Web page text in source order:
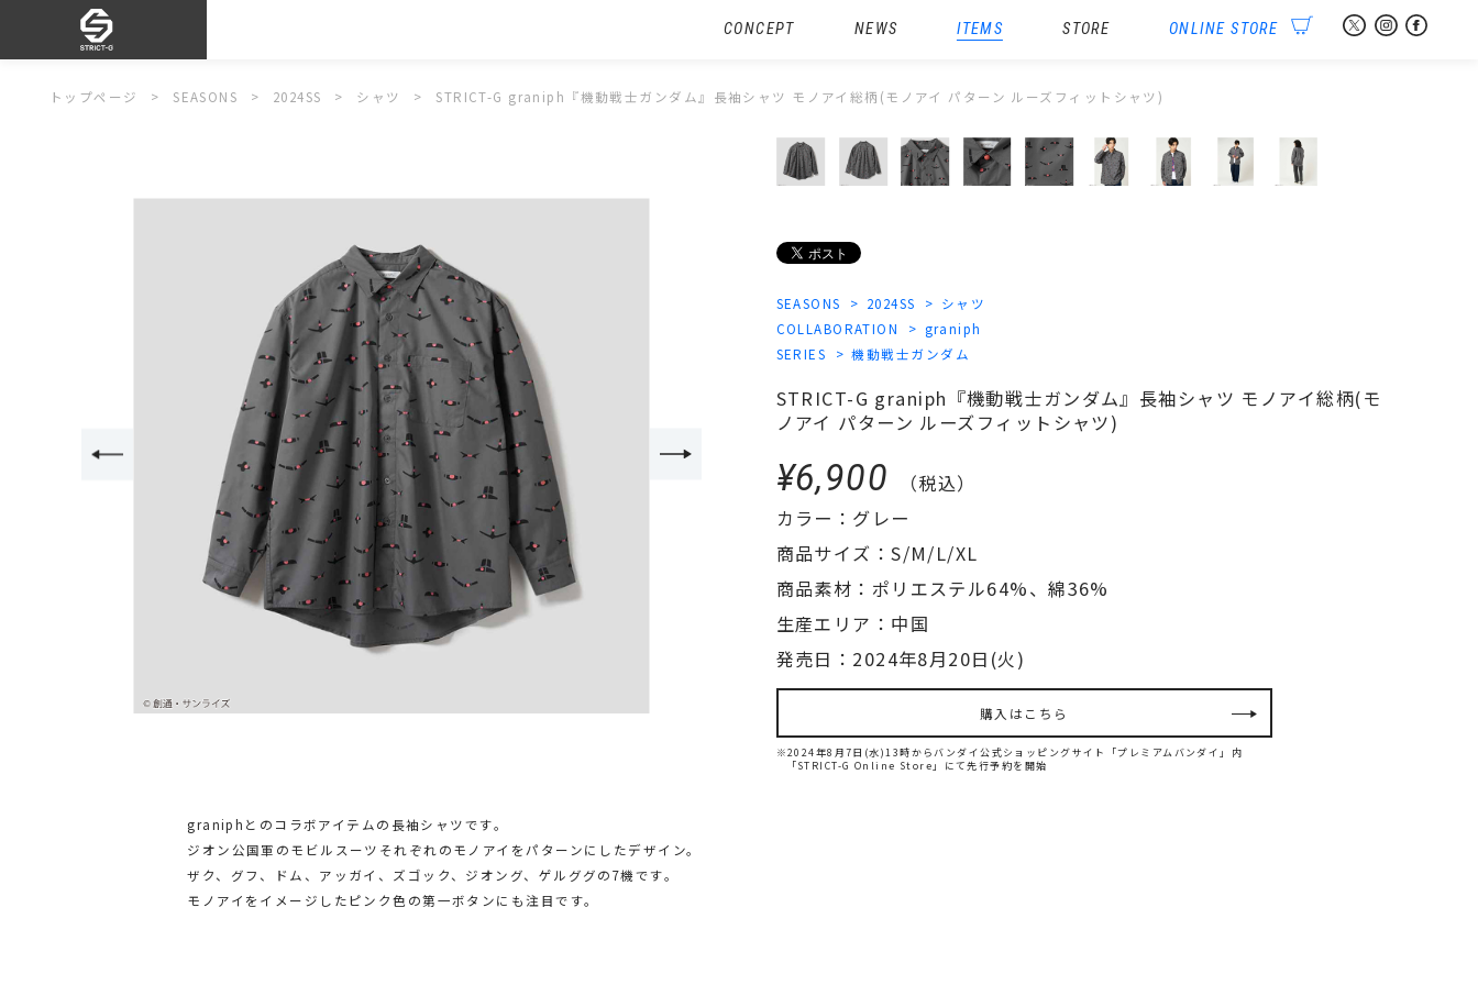
ITEMS
CONCEPT NEWS STORE ONLINE STORE
トップページ SEASONS 2024SS シャツ STRICT-G graniph『機動戦士ガンダム』長袖シャツ モノアイ総柄(モノアイ パターン ルーズフィットシャツ)
SEASONS 2024SS
シャツ
COLLABORATION
graniph
SERIES
機動戦士ガンダム
STRICT-G graniph『機動戦士ガンダム』長袖シャツ モノアイ総柄(モ
ノアイ パターン ルーズフィットシャツ)
¥6,900
（税込）
カラー：グレー
商品サイズ：S/M/L/XL
商品素材：ポリエステル64%、綿36%
生産エリア：中国
発売日：2024年8月20日(火)
購入はこちら
※2024年8月7日(水)13時からバンダイ公式ショッピングサイト「プレミアムバンダイ」内
「STRICT-G Online Store」にて先行予約を開始
graniphとのコラボアイテムの長袖シャツです。
ジオン公国軍のモビルスーツそれぞれのモノアイをパターンにしたデザイン。
ザク、グフ、ドム、アッガイ、ズゴック、ジオング、ゲルググの7機です。
モノアイをイメージしたピンク色の第一ボタンにも注目です。